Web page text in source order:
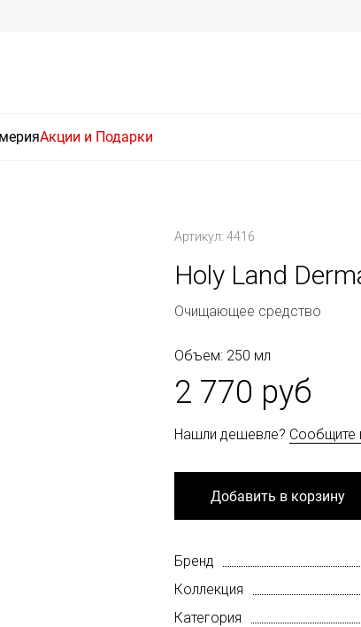
Акции и Подарки
Артикул: 4416
Holy Land
Очищающее средство
Объем: 250 мл
2 770 руб
Нашли дешевле? Сообщите
Добавить в корзину
Бренд
Коллекция
Категория